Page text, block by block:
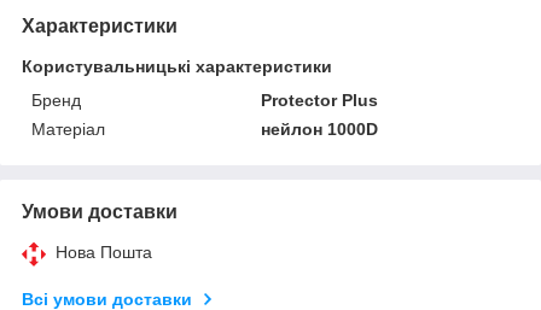
Характеристики
Користувальницькі характеристики
Бренд
Protector Plus
Матеріал
нейлон 1000D
Умови доставки
Нова Пошта
Всі умови доставки